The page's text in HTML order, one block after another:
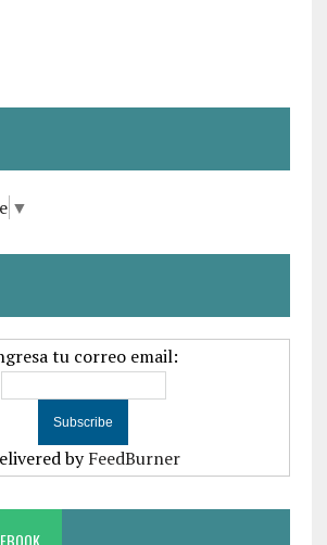
▼
tu correo email:
byFeedBurner